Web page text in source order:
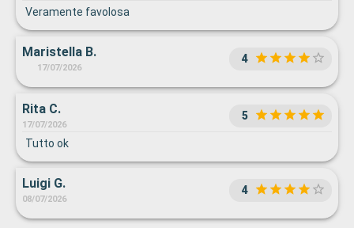
Veramente favolosa
Maristella B.
17/07/2026
4
Rita C.
17/07/2026
5
Tutto ok
Luigi G.
08/07/2026
4